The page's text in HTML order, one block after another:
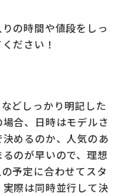
の時間や値段をしっ
ださい！
どしっかり明記した
合、日時はモデルさ
めるのか、人気のあ
のが早いので、理想
予定に合わせてスタ
際は同時並行して決